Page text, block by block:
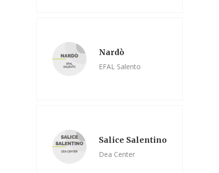
Nardò
EFAL Salento
Salice Salentino
Dea Center